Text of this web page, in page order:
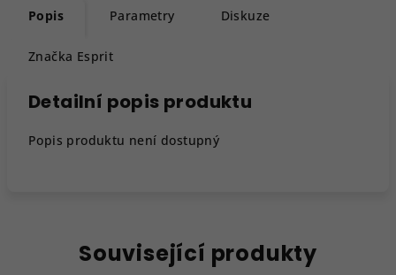
Popis Parametry Diskuze
Značka Esprit
Detailní popis produktu
Popis produktu není dostupný
Související produkty